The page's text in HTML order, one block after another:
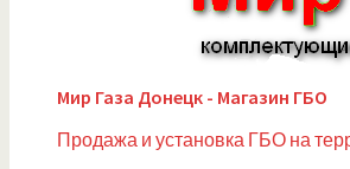
Мир Газа Донецк - Магазин ГБО
Продажа и установка ГБО на